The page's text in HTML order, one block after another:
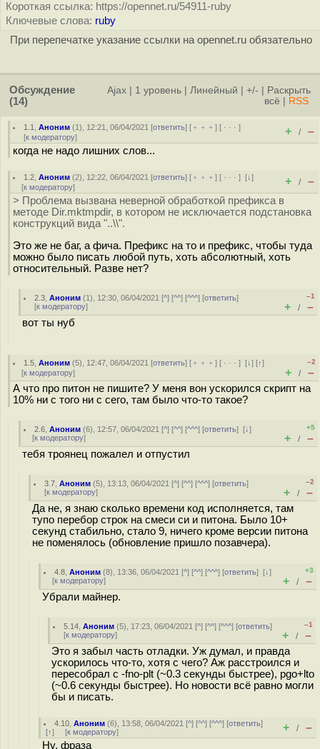
Короткая ссылка: https://opennet.ru/54911-ruby
Ключевые слова: ruby
При перепечатке указание ссылки на opennet.ru обязательно
Обсуждение
(14)
Ajax 1 уровень Линейный +/-
Раскрыть
всё
RSS
1.1 ,Аноним (1), 12:21, 06/04/2021 [ответить] [ ﹢﹢﹢] [ · · ·]
[к модератору] + / –
когда не надо лишних слов...
1.2 ,Аноним (2), 12:22, 06/04/2021 [ответить] [ ﹢﹢﹢] [ · · ·][↓]
[к модератору] + / –
> Проблема вызвана неверной обработкой префикса в
методе Dir.mktmpdir, в котором не исключается подстановка
конструкций вида "..\\".
Это же не баг, а фича. Префикс на то и префикс, чтобы туда
можно было писать любой путь, хоть абсолютный, хоть
относительный. Разве нет?
2.3 ,Аноним (1), 12:30, 06/04/2021 [^] [^^] [^^^] [ответить]
[к модератору]
–1
+ / –
вот ты нуб
1.5 ,Аноним (5), 12:47, 06/04/2021 [ответить] [ ﹢﹢﹢] [ · · ·][↓] [↑]
[к модератору]
–2
+ / –
А что про питон не пишите? У меня вон ускорился скрипт на
10% ни с того ни с сего, там было что-то такое?
2.6 ,Аноним (6), 12:57, 06/04/2021 [^] [^^] [^^^] [ответить][↓]
[к модератору]
+5
+ / –
тебя троянец пожалел и отпустил
3.7 ,Аноним (5), 13:13, 06/04/2021 [^] [^^] [^^^] [ответить]
[к модератору]
–2
+ / –
Да не, я знаю сколько времени код исполняется, там
тупо перебор строк на смеси си и питона. Было 10+
секунд стабильно, стало 9, ничего кроме версии питона
не поменялось (обновление пришло позавчера).
4.8 ,Аноним (8), 13:36, 06/04/2021 [^] [^^] [^^^] [ответить][↓]
[к модератору]
+3
+ / –
Убрали майнер.
5.14 ,Аноним (5), 17:23, 06/04/2021 [^] [^^] [^^^] [ответить]
[к модератору]
–1
+ / –
Это я забыл часть отладки. Уж думал, и правда
ускорилось что-то, хотя с чего? Аж расстроился и
пересобрал с -fno-plt (~0.3 секунды быстрее), pgo+lto
(~0.6 секунды быстрее). Но новости всё равно могли
бы и писать.
4.10 ,Аноним (6), 13:58, 06/04/2021 [^] [^^] [^^^] [ответить]
[↑] [к модератору] + / –
Ну, фраза